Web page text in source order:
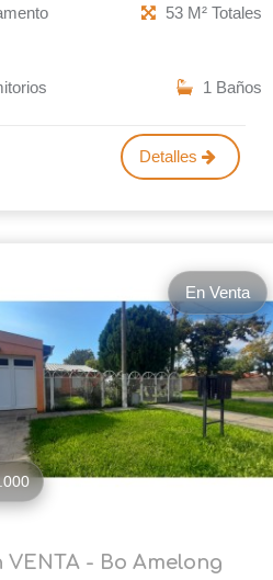
53 M² Totales
1 Baños
Detalles
En Venta
VENTA - Bo Amelong